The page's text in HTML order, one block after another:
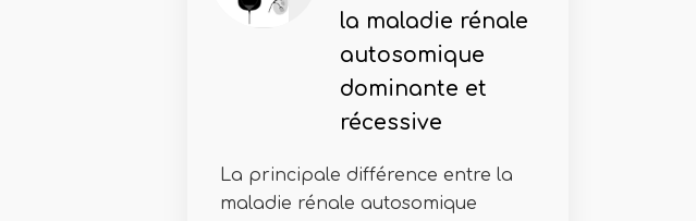
la maladie rénale
autosomique
dominante et
récessive
La principale différence entre la
maladie rénale autosomique